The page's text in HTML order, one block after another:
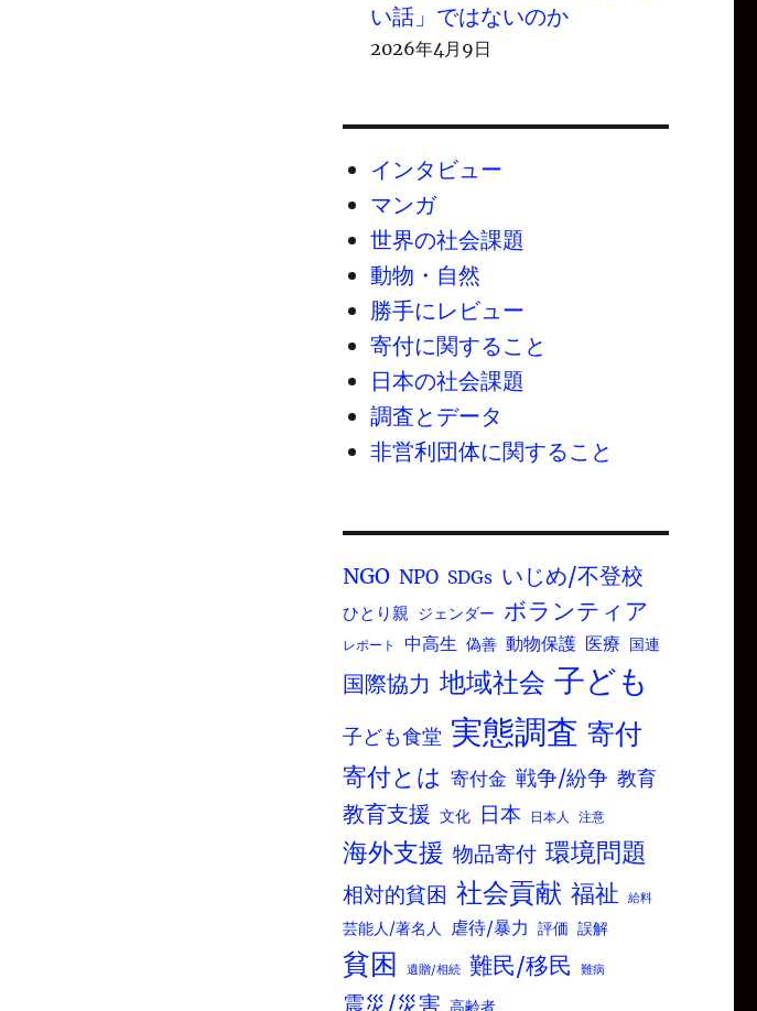
い話」ではないのか
2026年4月9日
インタビュー
マンガ
世界の社会課題
動物・自然
勝手にレビュー
寄付に関すること
日本の社会課題
調査とデータ
非営利団体に関すること
NGO NPO SDGs いじめ/不登校
ひとり親 ジェンダー ボランティア
レポート 中高生 偽善 動物保護 医療 国連
国際協力 地域社会 子ども
子ども食堂 実態調査 寄付
寄付とは 寄付金 戦争/紛争 教育
教育支援 文化 日本 日本人 注意
海外支援 物品寄付 環境問題
相対的貧困 社会貢献 福祉 給料
芸能人/著名人 虐待/暴力 評価 誤解
貧困 遺贈/相続 難民/移民 難病
震災/災害 高齢者